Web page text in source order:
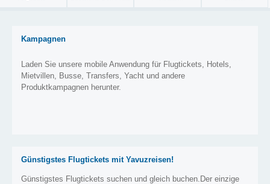
Kampagnen
Laden Sie unsere mobile Anwendung für Flugtickets, Hotels,
Mietvillen, Busse, Transfers, Yacht und andere
Produktkampagnen herunter.
Günstigstes Flugtickets mit Yavuzreisen!
Günstigstes Flugtickets suchen und gleich buchen.Der einzige